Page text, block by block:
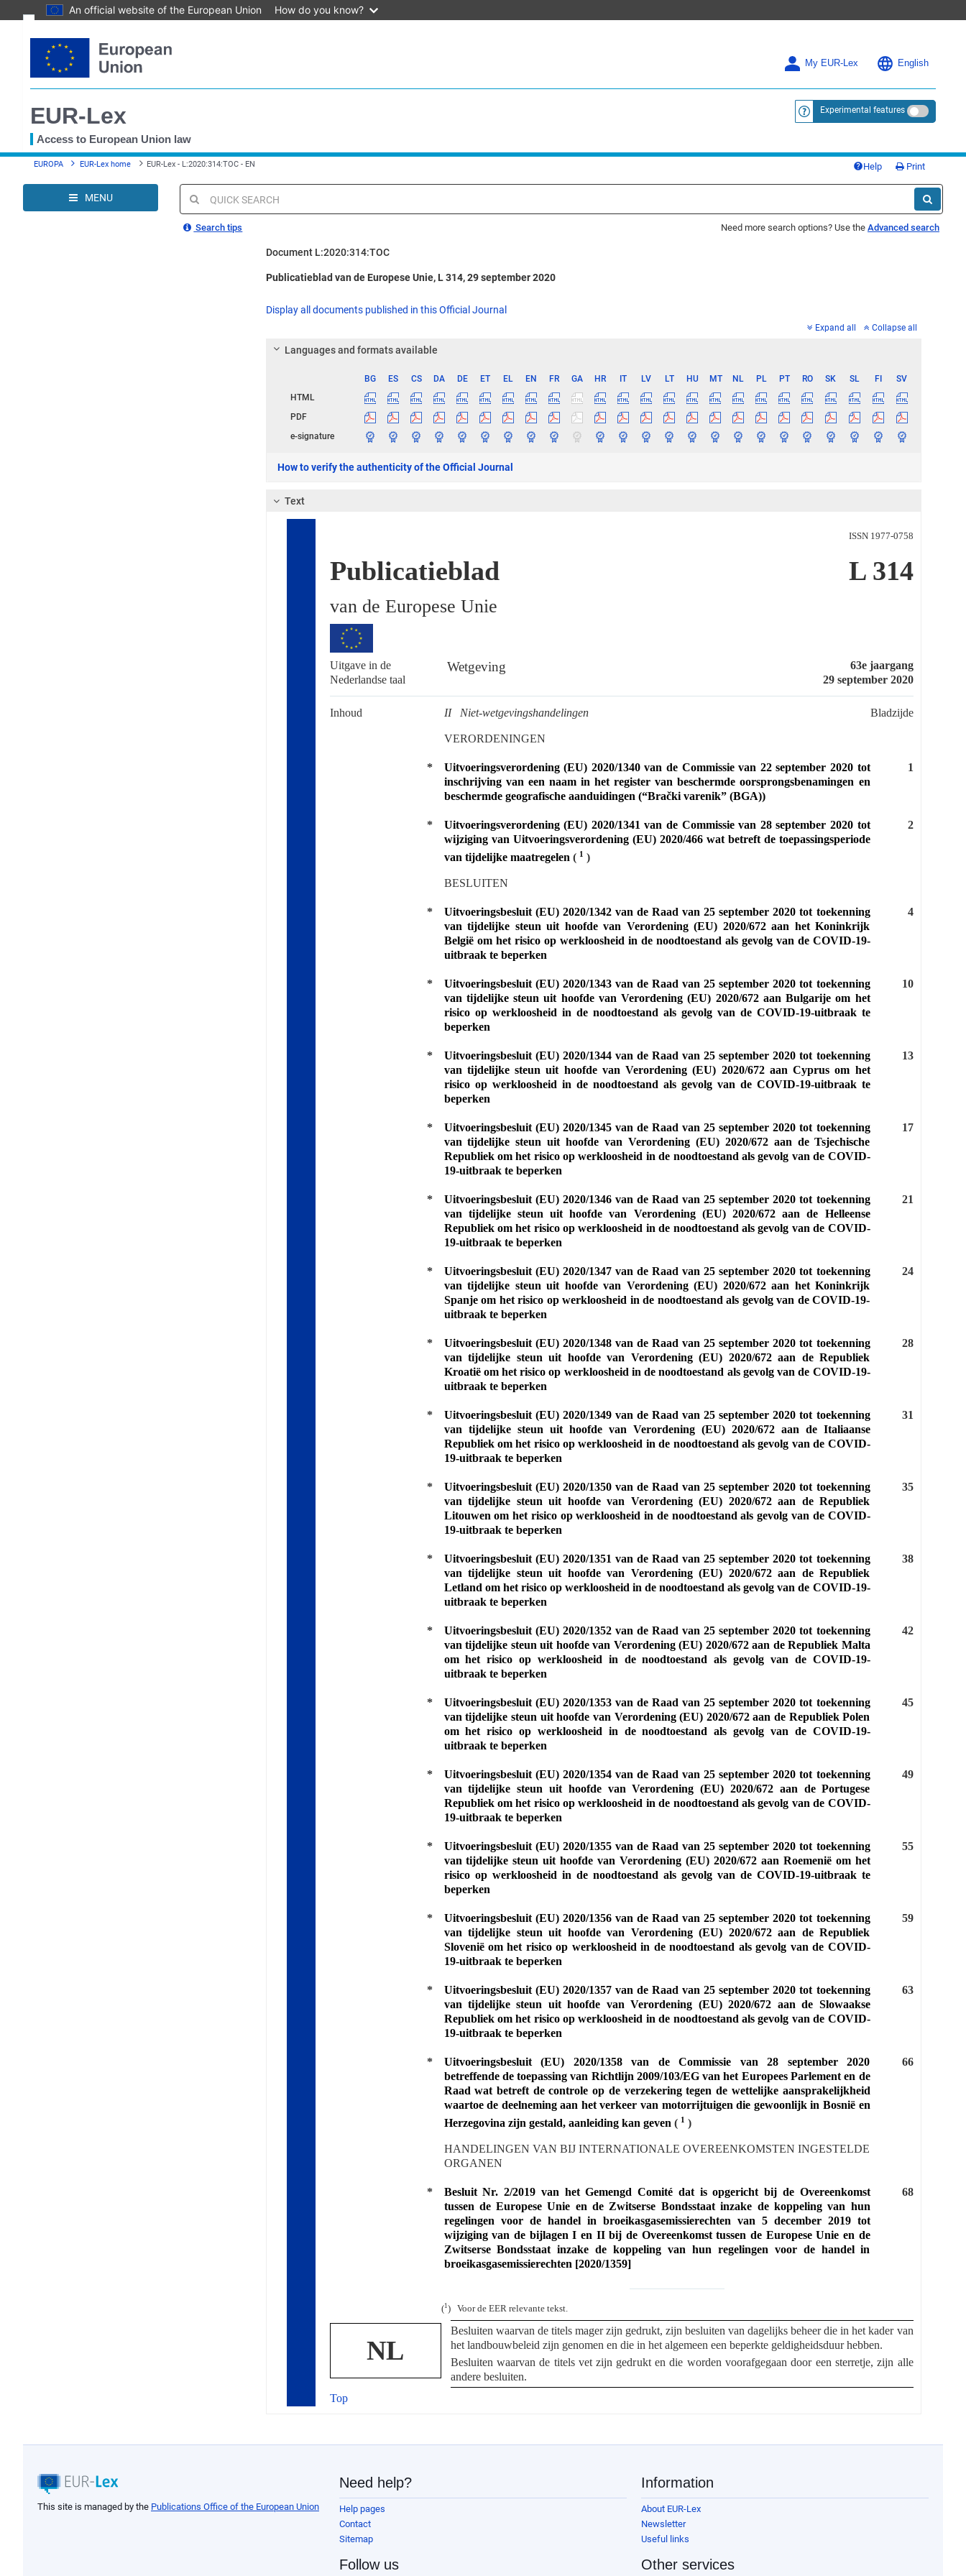
An official website of the European Union How do you know?
to
content
My EUR-Lex English
EUR-Lex
Access to European Union law
<a href="https://eur-lex.europa.eu/
Experimental features
You
here
EUROPA EUR-Lex home EUR-Lex - L:2020:314:TOC - EN Help Print
MENU
Quick
search
Search tips Need more search options? Use the Advanced search
Document L:2020:314:TOC
Document information
Permanent link
Download notice
Publicatieblad van de Europese Unie, L 314, 29 september 2020
Display all documents published in this Official Journal
Expand all Collapse all
Languages and formats available
BG ES CS DA DE ET EL EN FR GA HR IT LV LT HU MT NL PL PT RO SK SL FI
SV
HTML
PDF
e-signature
How to verify the authenticity of the Official Journal
Text
ISSN 1977-0758
Publicatieblad
van de Europese Unie
L 314
Uitgave in de
Nederlandse taal
Wetgeving
63e jaargang
29 september 2020
Inhoud II Niet-wetgevingshandelingen Bladzijde
VERORDENINGEN
*
Uitvoeringsverordening (EU) 2020/1340 van de Commissie van 22 september 2020 tot
inschrijving van een naam in het register van beschermde oorsprongsbenamingen en
beschermde geografische aanduidingen (“Brački varenik” (BGA))
1
*
Uitvoeringsverordening (EU) 2020/1341 van de Commissie van 28 september 2020 tot
wijziging van Uitvoeringsverordening (EU) 2020/466 wat betreft de toepassingsperiode
van tijdelijke maatregelen ( 1 )
2
BESLUITEN
*
Uitvoeringsbesluit (EU) 2020/1342 van de Raad van 25 september 2020 tot toekenning
van tijdelijke steun uit hoofde van Verordening (EU) 2020/672 aan het Koninkrijk
België om het risico op werkloosheid in de noodtoestand als gevolg van de COVID-19-
uitbraak te beperken
4
*
Uitvoeringsbesluit (EU) 2020/1343 van de Raad van 25 september 2020 tot toekenning
van tijdelijke steun uit hoofde van Verordening (EU) 2020/672 aan Bulgarije om het
risico op werkloosheid in de noodtoestand als gevolg van de COVID-19-uitbraak te
beperken
10
*
Uitvoeringsbesluit (EU) 2020/1344 van de Raad van 25 september 2020 tot toekenning
van tijdelijke steun uit hoofde van Verordening (EU) 2020/672 aan Cyprus om het
risico op werkloosheid in de noodtoestand als gevolg van de COVID-19-uitbraak te
beperken
13
*
Uitvoeringsbesluit (EU) 2020/1345 van de Raad van 25 september 2020 tot toekenning
van tijdelijke steun uit hoofde van Verordening (EU) 2020/672 aan de Tsjechische
Republiek om het risico op werkloosheid in de noodtoestand als gevolg van de COVID-
19-uitbraak te beperken
17
*
Uitvoeringsbesluit (EU) 2020/1346 van de Raad van 25 september 2020 tot toekenning
van tijdelijke steun uit hoofde van Verordening (EU) 2020/672 aan de Helleense
Republiek om het risico op werkloosheid in de noodtoestand als gevolg van de COVID-
19-uitbraak te beperken
21
*
Uitvoeringsbesluit (EU) 2020/1347 van de Raad van 25 september 2020 tot toekenning
van tijdelijke steun uit hoofde van Verordening (EU) 2020/672 aan het Koninkrijk
Spanje om het risico op werkloosheid in de noodtoestand als gevolg van de COVID-19-
uitbraak te beperken
24
*
Uitvoeringsbesluit (EU) 2020/1348 van de Raad van 25 september 2020 tot toekenning
van tijdelijke steun uit hoofde van Verordening (EU) 2020/672 aan de Republiek
Kroatië om het risico op werkloosheid in de noodtoestand als gevolg van de COVID‐19-
uitbraak te beperken
28
*
Uitvoeringsbesluit (EU) 2020/1349 van de Raad van 25 september 2020 tot toekenning
van tijdelijke steun uit hoofde van Verordening (EU) 2020/672 aan de Italiaanse
Republiek om het risico op werkloosheid in de noodtoestand als gevolg van de COVID-
19-uitbraak te beperken
31
*
Uitvoeringsbesluit (EU) 2020/1350 van de Raad van 25 september 2020 tot toekenning
van tijdelijke steun uit hoofde van Verordening (EU) 2020/672 aan de Republiek
Litouwen om het risico op werkloosheid in de noodtoestand als gevolg van de COVID-
19-uitbraak te beperken
35
*
Uitvoeringsbesluit (EU) 2020/1351 van de Raad van 25 september 2020 tot toekenning
van tijdelijke steun uit hoofde van Verordening (EU) 2020/672 aan de Republiek
Letland om het risico op werkloosheid in de noodtoestand als gevolg van de COVID-19-
uitbraak te beperken
38
*
Uitvoeringsbesluit (EU) 2020/1352 van de Raad van 25 september 2020 tot toekenning
van tijdelijke steun uit hoofde van Verordening (EU) 2020/672 aan de Republiek Malta
om het risico op werkloosheid in de noodtoestand als gevolg van de COVID-19-
uitbraak te beperken
42
*
Uitvoeringsbesluit (EU) 2020/1353 van de Raad van 25 september 2020 tot toekenning
van tijdelijke steun uit hoofde van Verordening (EU) 2020/672 aan de Republiek Polen
om het risico op werkloosheid in de noodtoestand als gevolg van de COVID-19-
uitbraak te beperken
45
*
Uitvoeringsbesluit (EU) 2020/1354 van de Raad van 25 september 2020 tot toekenning
van tijdelijke steun uit hoofde van Verordening (EU) 2020/672 aan de Portugese
Republiek om het risico op werkloosheid in de noodtoestand als gevolg van de COVID-
19-uitbraak te beperken
49
*
Uitvoeringsbesluit (EU) 2020/1355 van de Raad van 25 september 2020 tot toekenning
van tijdelijke steun uit hoofde van Verordening (EU) 2020/672 aan Roemenië om het
risico op werkloosheid in de noodtoestand als gevolg van de COVID‐19-uitbraak te
beperken
55
*
Uitvoeringsbesluit (EU) 2020/1356 van de Raad van 25 september 2020 tot toekenning
van tijdelijke steun uit hoofde van Verordening (EU) 2020/672 aan de Republiek
Slovenië om het risico op werkloosheid in de noodtoestand als gevolg van de COVID‐
19-uitbraak te beperken
59
*
Uitvoeringsbesluit (EU) 2020/1357 van de Raad van 25 september 2020 tot toekenning
van tijdelijke steun uit hoofde van Verordening (EU) 2020/672 aan de Slowaakse
Republiek om het risico op werkloosheid in de noodtoestand als gevolg van de COVID‐
19-uitbraak te beperken
63
*
Uitvoeringsbesluit (EU) 2020/1358 van de Commissie van 28 september 2020
betreffende de toepassing van Richtlijn 2009/103/EG van het Europees Parlement en de
Raad wat betreft de controle op de verzekering tegen de wettelijke aansprakelijkheid
waartoe de deelneming aan het verkeer van motorrijtuigen die gewoonlijk in Bosnië en
Herzegovina zijn gestald, aanleiding kan geven ( 1 )
66
HANDELINGEN VAN BIJ INTERNATIONALE OVEREENKOMSTEN INGESTELDE
ORGANEN
*
Besluit Nr. 2/2019 van het Gemengd Comité dat is opgericht bij de Overeenkomst
tussen de Europese Unie en de Zwitserse Bondsstaat inzake de koppeling van hun
regelingen voor de handel in broeikasgasemissierechten van 5 december 2019 tot
wijziging van de bijlagen I en II bij de Overeenkomst tussen de Europese Unie en de
Zwitserse Bondsstaat inzake de koppeling van hun regelingen voor de handel in
broeikasgasemissierechten [2020/1359]
68
(1 ) Voor de EER relevante tekst.
NL
Besluiten waarvan de titels mager zijn gedrukt, zijn besluiten van dagelijks beheer die in het kader van
het landbouwbeleid zijn genomen en die in het algemeen een beperkte geldigheidsduur hebben.
Besluiten waarvan de titels vet zijn gedrukt en die worden voorafgegaan door een sterretje, zijn alle
andere besluiten.
Top
This site is managed by the Publications Office of the European Union
Need help?
Help pages
Contact
Sitemap
Follow us
Information
About EUR-Lex
Newsletter
Useful links
Other services